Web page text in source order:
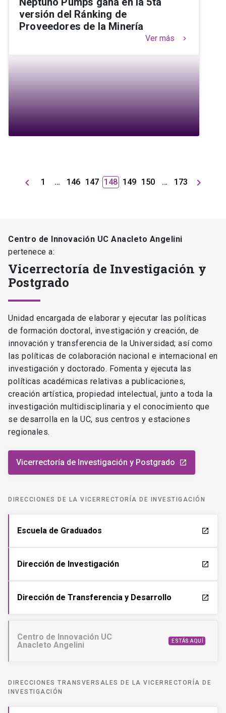
versión del Ránking de
Proveedores de la Minería
Ver más keyboard_arrow_right
keyboard_arrow_left 1 … 146 147 148 149 150 … 173 keyboard_arrow_right
Centro de Innovación UC Anacleto Angelini
pertenece a:
Vicerrectoría de Investigación y
Postgrado
Unidad encargada de elaborar y ejecutar las políticas
de formación doctoral, investigación y creación, de
innovación y transferencia de la Universidad; así como
las políticas de colaboración nacional e internacional en
investigación y doctorado. Fomenta y ejecuta las
políticas académicas relativas a publicaciones,
creación artística, propiedad intelectual, junto a toda la
investigación multidisciplinaria y el conocimiento que
se desarrolla en la UC, sus centros y estaciones
regionales.
Vicerrectoría de Investigación y Postgrado launch
DIRECCIONES DE LA VICERRECTORÍA DE INVESTIGACIÓN
Escuela de Graduados launch
Dirección de Investigación launch
Dirección de Transferencia y Desarrollo launch
Centro de Innovación UC
Anacleto Angelini
ESTÁS AQUÍ
DIRECCIONES TRANSVERSALES DE LA VICERRECTORÍA DE
INVESTIGACIÓN